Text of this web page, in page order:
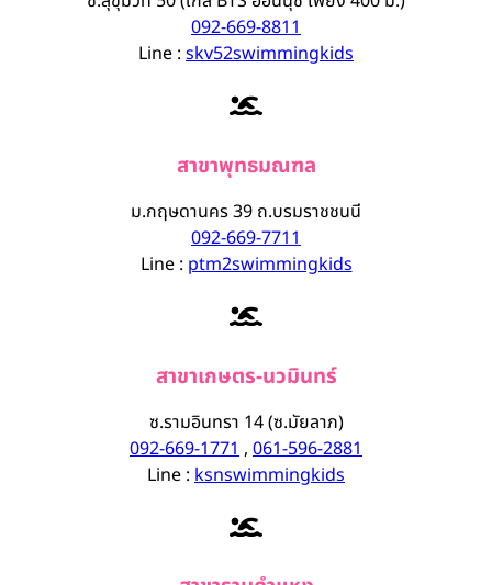
092-669-8811
Line : skv52swimmingkids
สาขาพุทธมณฑล
ม.กฤษดานคร 39 ถ.บรมราชชนนี
092-669-7711
Line : ptm2swimmingkids
สาขาเกษตร-นวมินทร์
ซ.รามอินทรา 14 (ซ.มัยลาภ)
092-669-1771 , 061-596-2881
Line : ksnswimmingkids